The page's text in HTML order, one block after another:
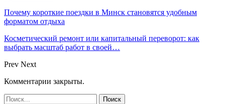
Почему короткие поездки в Минск становятся удобным
форматом отдыха
Косметический ремонт или капитальный переворот: как
выбрать масштаб работ в своей…
Prev Next
Комментарии закрыты.